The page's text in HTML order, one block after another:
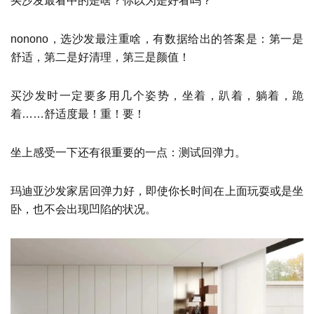
nonono，选沙发最注重啥，有数据给出的答案是：第一是
舒适，第二是好清理，第三是颜值！
买沙发时一定要多用几个姿势，坐着，趴着，躺着，跪
着……舒适度最！重！要！
坐上感受一下还有很重要的一点：测试回弹力。
玛迪亚沙发家居回弹力好，即使你长时间在上面玩耍或是坐
卧，也不会出现凹陷的状况。